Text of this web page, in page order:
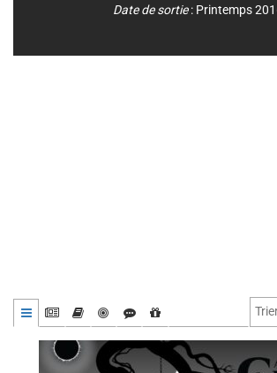
Date de sortie: Printemps